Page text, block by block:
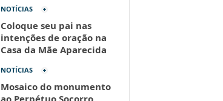
NOTÍCIAS
Coloque seu pai nas
intenções de oração na
Casa da Mãe Aparecida
NOTÍCIAS
Mosaico do monumento